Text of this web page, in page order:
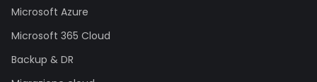
Microsoft Azure
Microsoft 365 Cloud
Backup & DR